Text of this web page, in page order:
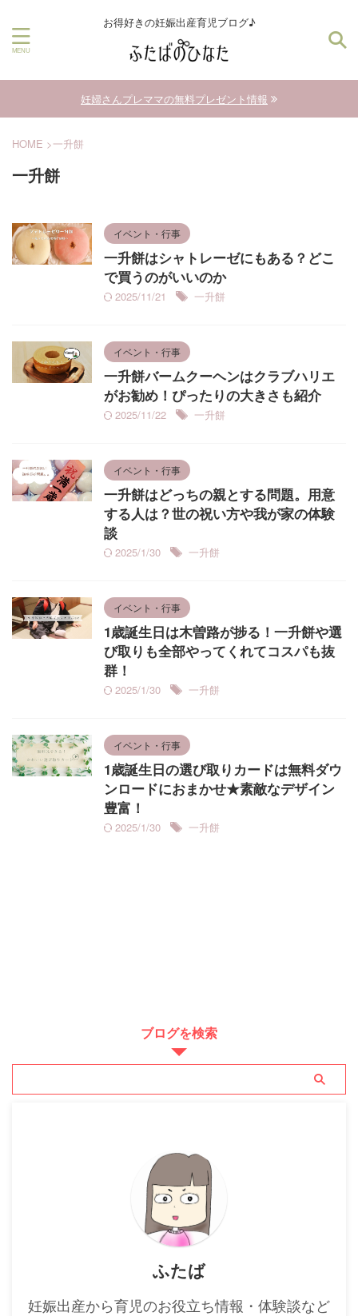
お得好きの妊娠出産育児ブログ♪
妊婦さんプレママの無料プレゼント情報
HOME >一升餅
一升餅
イベント・行事
一升餅はシャトレーゼにもある？どこ
で買うのがいいのか
2025/11/21 一升餅
イベント・行事
一升餅バームクーヘンはクラブハリエ
がお勧め！ぴったりの大きさも紹介
2025/11/22 一升餅
イベント・行事
一升餅はどっちの親とする問題。用意
する人は？世の祝い方や我が家の体験
談
2025/1/30 一升餅
イベント・行事
1歳誕生日は木曽路が捗る！一升餅や選
び取りも全部やってくれてコスパも抜
群！
2025/1/30 一升餅
イベント・行事
1歳誕生日の選び取りカードは無料ダウ
ンロードにおまかせ★素敵なデザイン
豊富！
2025/1/30 一升餅
ブログを検索
ふたば
妊娠出産から育児のお役立ち情報・体験談など